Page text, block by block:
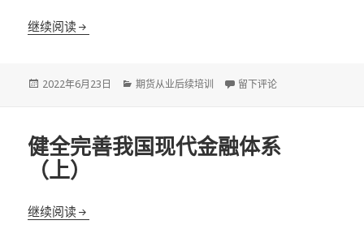
继续阅读健全完善我国现代金融体系（下）
发
2022年6月23日
分
期货从业后续培训 于健全完善我国现代金融体
留下评论
健全完善我国现代金融体系
（上）
继续阅读健全完善我国现代金融体系（上）